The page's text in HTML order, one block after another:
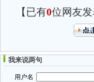
【已有0位网友发
我来说两句
用户名